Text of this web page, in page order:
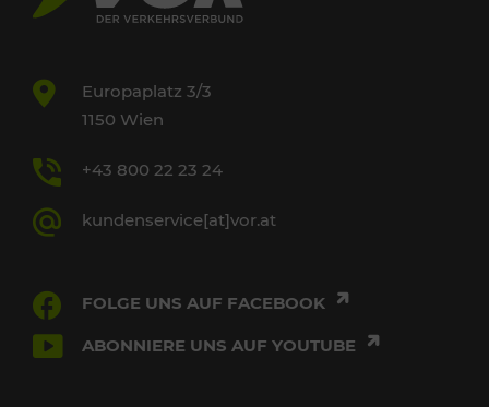
Europaplatz 3/3
1150 Wien
+43 800 22 23 24
kundenservice[at]vor.at
FOLGE UNS AUF FACEBOOK
ABONNIERE UNS AUF YOUTUBE